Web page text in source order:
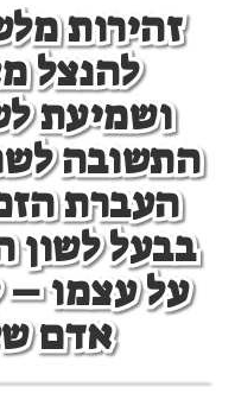
זהירות
להנצל
ושמיעת
התשובה
העברת
בבעל לשון
על עצמו –
אדם